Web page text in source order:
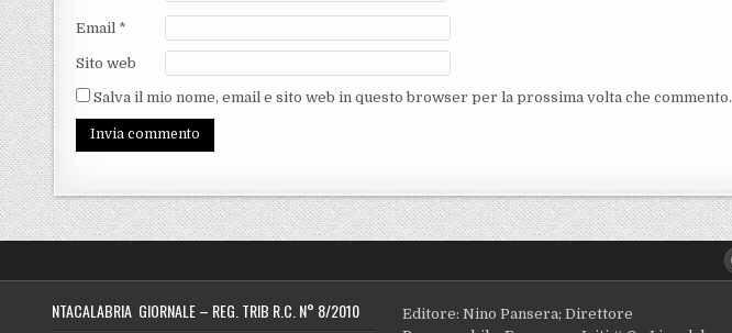
Email *
Sito web
Salva il mio nome, email e sito web in questo browser per la prossima volta che commento.
NTACALABRIA GIORNALE – REG. TRIB R.C. N° 8/2010
Editore: Nino Pansera; Direttore